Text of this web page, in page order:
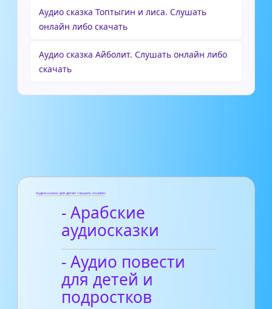
Аудио сказка Топтыгин и лиса. Слушать
онлайн либо скачать
Аудио сказка Айболит. Слушать онлайн либо
скачать
Аудиосказки для детей слушать онлайн
- Арабские
аудиосказки
- Аудио повести
для детей и
подростков